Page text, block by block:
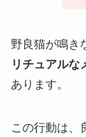
野良猫が鳴き
リチュアルな
あります。
この行動は、